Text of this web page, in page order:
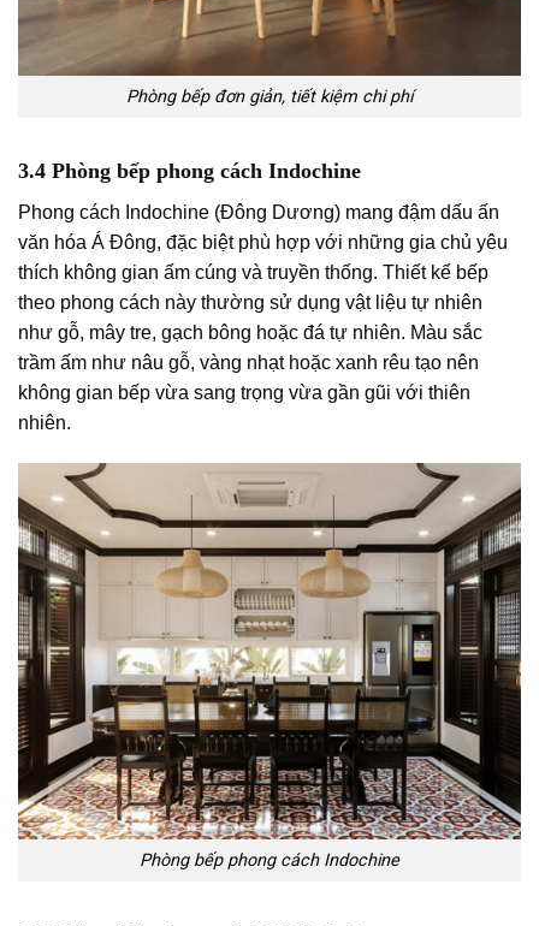
Phòng bếp đơn giản, tiết kiệm chi phí
3.4 Phòng bếp phong cách Indochine
Phong cách Indochine (Đông Dương) mang đậm dấu ấn
văn hóa Á Đông, đặc biệt phù hợp với những gia chủ yêu
thích không gian ấm cúng và truyền thống. Thiết kế bếp
theo phong cách này thường sử dụng vật liệu tự nhiên
như gỗ, mây tre, gạch bông hoặc đá tự nhiên. Màu sắc
trầm ấm như nâu gỗ, vàng nhạt hoặc xanh rêu tạo nên
không gian bếp vừa sang trọng vừa gần gũi với thiên
nhiên.
Phòng bếp phong cách Indochine